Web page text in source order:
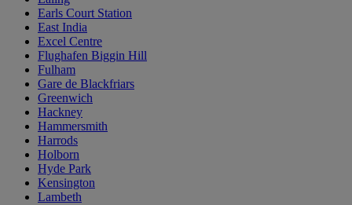
Earls Court Station
East India
Excel Centre
Flughafen Biggin Hill
Fulham
Gare de Blackfriars
Greenwich
Hackney
Hammersmith
Harrods
Holborn
Hyde Park
Kensington
Lambeth